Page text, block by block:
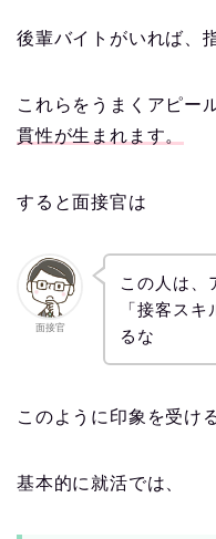
後輩バイトがいれば、
これらをうまくアピー
貫性が生まれます。
すると面接官は
面接官
この人は、
「接客ス
るな
このように印象を受け
基本的に就活では、